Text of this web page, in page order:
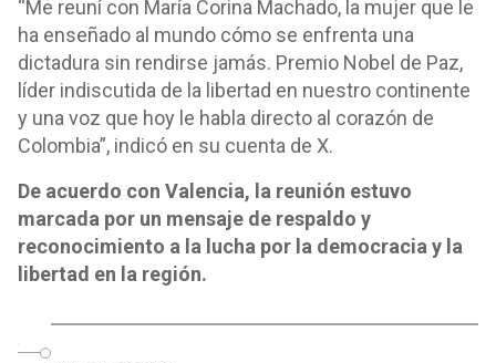
“Me reuní con María Corina Machado, la mujer que le
ha enseñado al mundo cómo se enfrenta una
dictadura sin rendirse jamás. Premio Nobel de Paz,
líder indiscutida de la libertad en nuestro continente
y una voz que hoy le habla directo al corazón de
Colombia”, indicó en su cuenta de X.
De acuerdo con Valencia, la reunión estuvo
marcada por un mensaje de respaldo y
reconocimiento a la lucha por la democracia y la
libertad en la región.